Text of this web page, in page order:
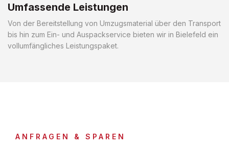
Umfassende Leistungen
Von der Bereitstellung von Umzugsmaterial über den Transport
bis hin zum Ein- und Auspackservice bieten wir in Bielefeld ein
vollumfängliches Leistungspaket.
ANFRAGEN & SPAREN